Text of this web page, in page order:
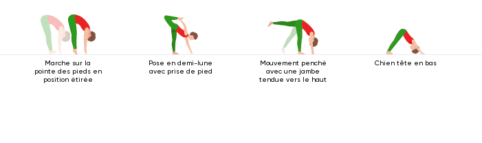
Marche sur la
pointe des pieds en
position étirée
Pose en demi-lune
avec prise de pied
Mouvement penché
avec une jambe
tendue vers le haut
Chien tête en bas